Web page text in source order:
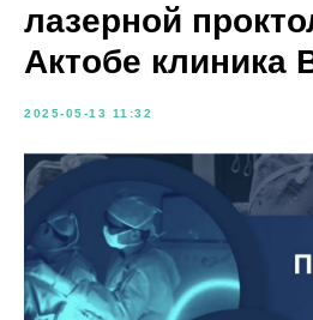
лазерной
Актобе клиника
2025-05-13 11:32